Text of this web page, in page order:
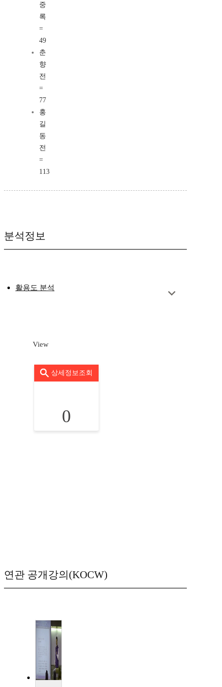
중
록
=
49
춘
향
전
=
77
홍
길
동
전
=
113
분석정보
활용도 분석
View
상세정보조회
0
연관 공개강의(KOCW)